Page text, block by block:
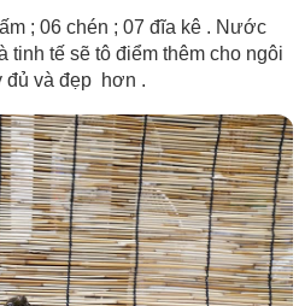
; 06 chén ; 07 đĩa kê . Nước
tinh tế sẽ tô điểm thêm cho ngôi
đủ và đẹp hơn .